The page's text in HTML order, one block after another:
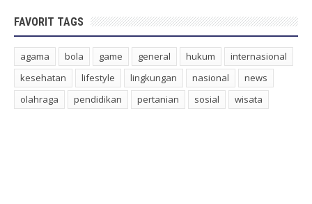
FAVORIT TAGS
agama bola game general hukum
internasional
kesehatan
lifestyle lingkungan nasional
news
olahraga
pendidikan pertanian sosial wisata